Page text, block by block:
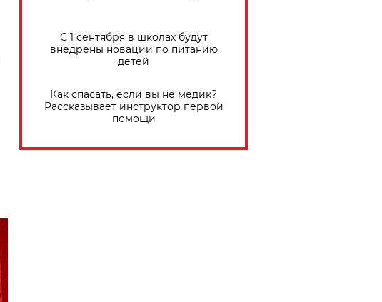
С 1 сентября в школах будут
внедрены новации по питанию
детей
Как спасать, если вы не медик?
Рассказывает инструктор первой
помощи